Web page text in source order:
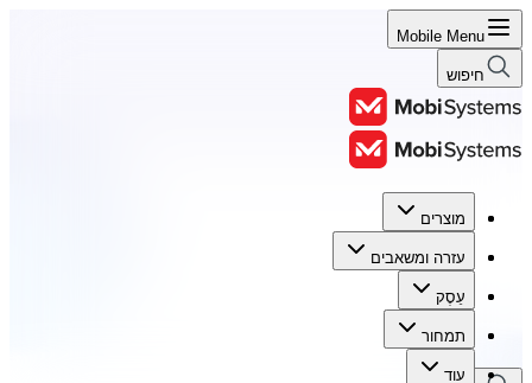
Mobile Menu
חיפוש
מוצרים
עזרה ומשאבים
עֵסֶק
תמחור
עוד
מוצרים
עזרה ומשאבים
עֵסֶק
תמחור